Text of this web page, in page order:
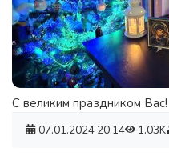
С великим праздником Вас!
07.01.2024 20:14 1.03K